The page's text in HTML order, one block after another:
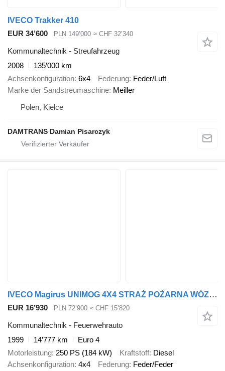
IVECO Trakker 410
EUR 34’600
PLN 149’000 ≈ CHF 32’340
Kommunaltechnik - Streufahrzeug
2008
135’000 km
Achsenkonfiguration 6x4 Federung Feder/Luft
Marke der Sandstreumaschine Meiller
Polen, Kielce
DAMTRANS Damian Pisarczyk
IVECO Magirus UNIMOG 4X4 STRAŻ POŻARNA WÓZ STRAŻACKI POŻARNICZY 4X4 IN
EUR 16’930 PLN 72’900 ≈ CHF 15’820
Kommunaltechnik - Feuerwehrauto
1999
14’777 km
Euro 4
Motorleistung 250 PS (184 kW) Kraftstoff Diesel
Achsenkonfiguration 4x4 Federung Feder/Feder